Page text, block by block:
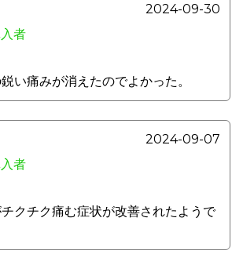
2024-09-30
者
い痛みが消えたのでよかった。
2024-09-07
者
クチク痛む症状が改善されたようで